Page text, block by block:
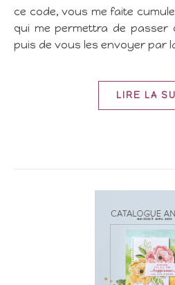
ce code, vous me faite
qui me permettra de passer
puis de vous les envoyer par
LIRE LA